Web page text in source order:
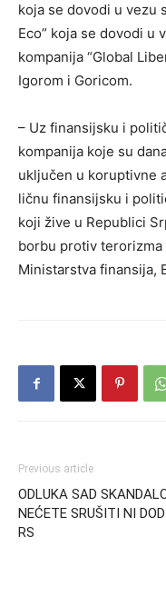
koja se dovodi u vezu
Eco” koja se dovodi u
kompanija “Global
Igorom i Goricom.
– Uz finansijsku i
kompanija koje su
uključen u koruptivne
ličnu finansijsku i
koji žive u Republici
borbu protiv
Ministarstva finansija,
Previous article
ODLUKA SAD
NEĆETE SRUŠITI NI
RS